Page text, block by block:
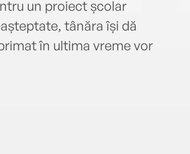
un proiect școlar
tânăra își dă
în ultima vreme vor